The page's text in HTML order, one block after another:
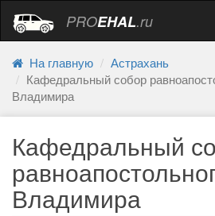
PROEHAL.ru
На главную
Астрахань
Кафедральный собор
Владимира
Кафедральный
Владимира